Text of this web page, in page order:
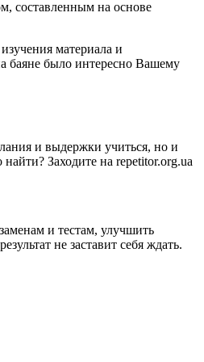
составленным на основе
материала и
баяне было интересно Вашему
и выдержки учиться, но и
Заходите на repetitor.org.ua
и тестам, улучшить
не заставит себя ждать.